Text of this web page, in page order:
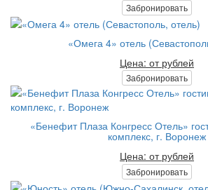
Забронировать
«Омега 4» отель
Цена: от рублей
Забронировать
«Бенефит Плаза Конгресс Отель»
комплекс, г. Воронеж
Цена: от рублей
Забронировать